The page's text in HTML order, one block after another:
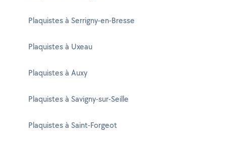
Plaquistes à Serrigny-en-Bresse
Plaquistes à Uxeau
Plaquistes à Auxy
Plaquistes à Savigny-sur-Seille
Plaquistes à Saint-Forgeot